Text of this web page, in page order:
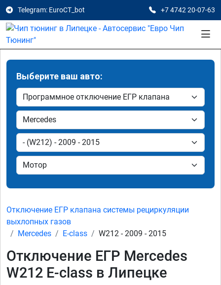
Telegram: EuroCT_bot +7 4742 20-07-63
Выберите ваш авто:
Отключение ЕГР клапана системы рециркуляции
выхлопных газов
Mercedes
E-class W212 - 2009 - 2015
Отключение ЕГР Mercedes
W212 E-class в Липецке